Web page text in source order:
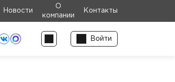
Новости
О
компании
Контакты
Войти